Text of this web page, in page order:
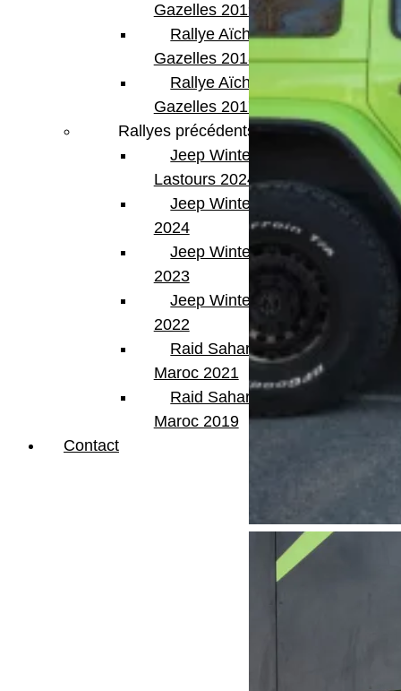
Gazelles 2019
Rallye Aïcha des
Gazelles 2018
Rallye Aïcha des
Gazelles 2017
Rallyes précédents
Jeep Winter
Lastours 2024
Jeep Winter Tour
2024
Jeep Winter Tour
2023
Jeep Winter Tour
2022
Raid Sahara Tour
Maroc 2021
Raid Sahara Tour
Maroc 2019
Contact